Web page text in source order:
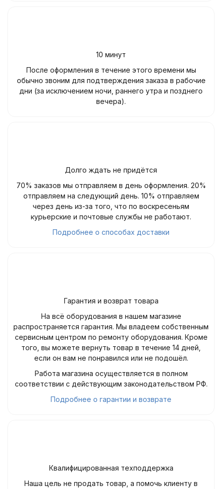
10 минут
После оформления в течение этого времени мы
обычно звоним для подтверждения заказа в рабочие
дни (за исключением ночи, раннего утра и позднего
вечера).
Долго ждать не придётся
70% заказов мы отправляем в день оформления. 20%
отправляем на следующий день. 10% отправляем
через день из-за того, что по воскресеньям
курьерские и почтовые службы не работают.
Подробнее о способах доставки
Гарантия и возврат товара
На всё оборудования в нашем магазине
распространяется гарантия. Мы владеем собственным
сервисным центром по ремонту оборудования. Кроме
того, вы можете вернуть товар в течение 14 дней,
если он вам не понравился или не подошёл.
Работа магазина осуществляется в полном
соответствии с действующим законодательством РФ.
Подробнее о гарантии и возврате
Квалифицированная техподдержка
Наша цель не продать товар, а помочь клиенту в